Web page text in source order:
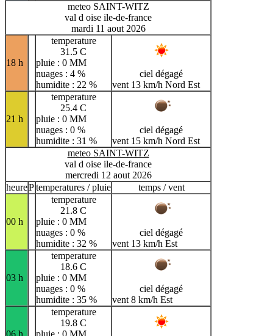
meteo SAINT-WITZ
val d oise ile-de-france
mardi 11 aout 2026
18 h
temperature
31.5 C
pluie : 0 MM
nuages : 4 %
humidite : 22 %
ciel dégagé
vent 13 km/h Nord Est
21 h
temperature
25.4 C
pluie : 0 MM
nuages : 0 %
humidite : 31 %
ciel dégagé
vent 15 km/h Nord Est
meteo SAINT-WITZ
val d oise ile-de-france
mercredi 12 aout 2026
heurePtemperatures / pluie temps / vent
00 h
temperature
21.8 C
pluie : 0 MM
nuages : 0 %
humidite : 32 %
ciel dégagé
vent 13 km/h Est
03 h
temperature
18.6 C
pluie : 0 MM
nuages : 0 %
humidite : 35 %
ciel dégagé
vent 8 km/h Est
06 h
temperature
19.8 C
pluie : 0 MM